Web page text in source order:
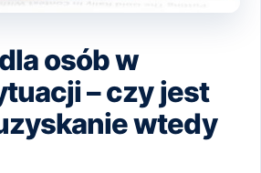
osób w
– czy jest
wtedy